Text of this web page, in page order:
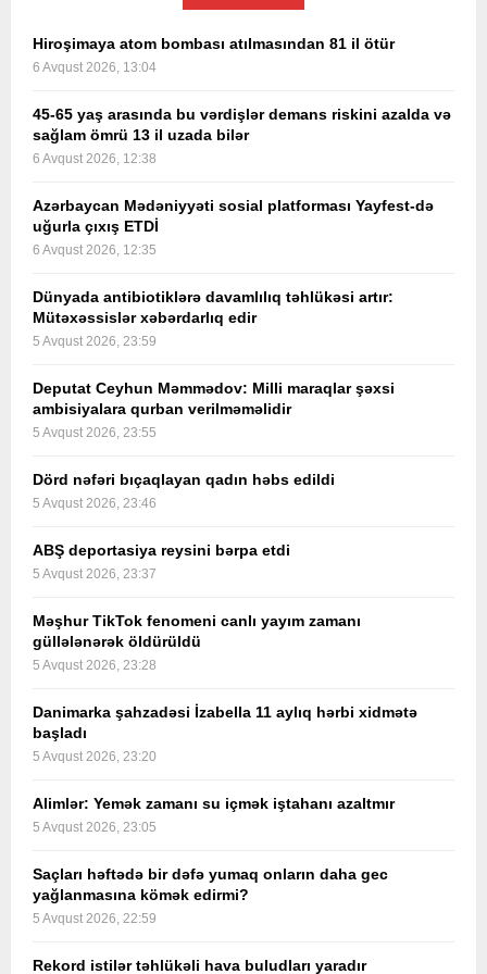
Hiroşimaya atom bombası atılmasından 81 il ötür
6 Avqust 2026, 13:04
45-65 yaş arasında bu vərdişlər demans riskini azalda və
sağlam ömrü 13 il uzada bilər
6 Avqust 2026, 12:38
Azərbaycan Mədəniyyəti sosial platforması Yayfest-də
uğurla çıxış ETDİ
6 Avqust 2026, 12:35
Dünyada antibiotiklərə davamlılıq təhlükəsi artır:
Mütəxəssislər xəbərdarlıq edir
5 Avqust 2026, 23:59
Deputat Ceyhun Məmmədov: Milli maraqlar şəxsi
ambisiyalara qurban verilməməlidir
5 Avqust 2026, 23:55
Dörd nəfəri bıçaqlayan qadın həbs edildi
5 Avqust 2026, 23:46
ABŞ deportasiya reysini bərpa etdi
5 Avqust 2026, 23:37
Məşhur TikTok fenomeni canlı yayım zamanı
güllələnərək öldürüldü
5 Avqust 2026, 23:28
Danimarka şahzadəsi İzabella 11 aylıq hərbi xidmətə
başladı
5 Avqust 2026, 23:20
Alimlər: Yemək zamanı su içmək iştahanı azaltmır
5 Avqust 2026, 23:05
Saçları həftədə bir dəfə yumaq onların daha gec
yağlanmasına kömək edirmi?
5 Avqust 2026, 22:59
Rekord istilər təhlükəli hava buludları yaradır